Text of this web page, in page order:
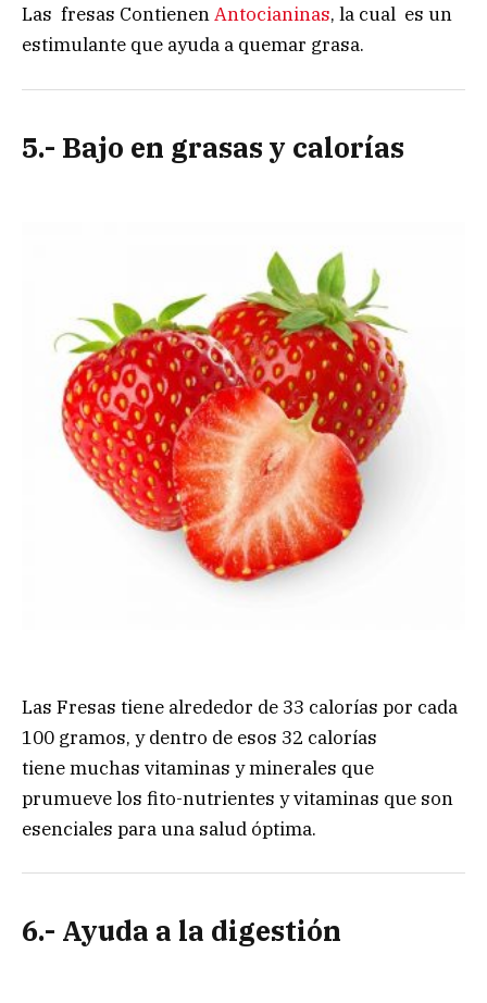
Las fresas ContienenAntocianinas, la cual es un
estimulante que ayuda a quemar grasa.
5.- Bajo en grasas y calorías
Las Fresas tiene alrededor de 33 calorías por cada
100 gramos, y dentro de esos 32 calorías
tiene muchas vitaminas y minerales que
prumueve los fito-nutrientes y vitaminas que son
esenciales para una salud óptima.
6.- Ayuda a la digestión